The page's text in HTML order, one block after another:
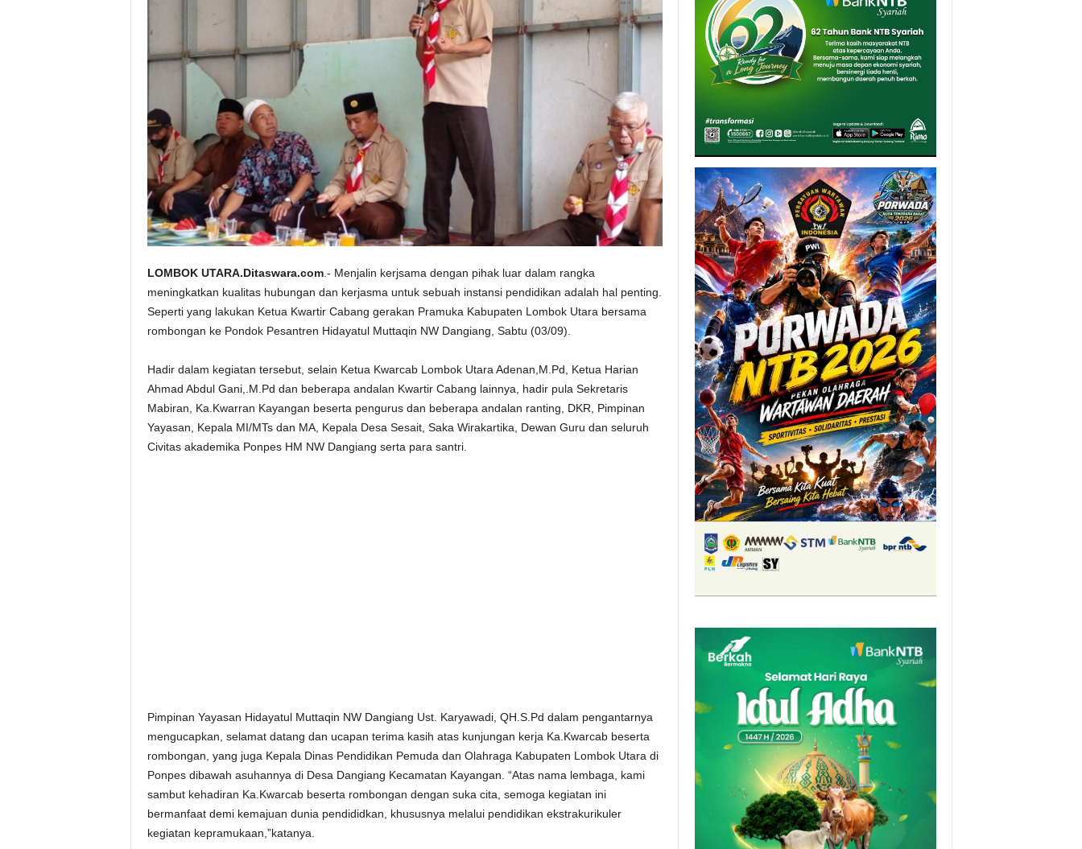
LOMBOK UTARA.Ditaswara.com.- Menjalin kerjsama dengan pihak luar dalam rangka
meningkatkan kualitas hubungan dan kerjasma untuk sebuah instansi pendidikan adalah hal penting.
Seperti yang lakukan Ketua Kwartir Cabang gerakan Pramuka Kabupaten Lombok Utara bersama
rombongan ke Pondok Pesantren Hidayatul Muttaqin NW Dangiang, Sabtu (03/09).
Hadir dalam kegiatan tersebut, selain Ketua Kwarcab Lombok Utara Adenan,M.Pd, Ketua Harian
Ahmad Abdul Gani,.M.Pd dan beberapa andalan Kwartir Cabang lainnya, hadir pula Sekretaris
Mabiran, Ka.Kwarran Kayangan beserta pengurus dan beberapa andalan ranting, DKR, Pimpinan
Yayasan, Kepala MI/MTs dan MA, Kepala Desa Sesait, Saka Wirakartika, Dewan Guru dan seluruh
Civitas akademika Ponpes HM NW Dangiang serta para santri.
Pimpinan Yayasan Hidayatul Muttaqin NW Dangiang Ust. Karyawadi, QH.S.Pd dalam pengantarnya
mengucapkan, selamat datang dan ucapan terima kasih atas kunjungan kerja Ka.Kwarcab beserta
rombongan, yang juga Kepala Dinas Pendidikan Pemuda dan Olahraga Kabupaten Lombok Utara di
Ponpes dibawah asuhannya di Desa Dangiang Kecamatan Kayangan. “Atas nama lembaga, kami
sambut kehadiran Ka.Kwarcab beserta rombongan dengan suka cita, semoga kegiatan ini
bermanfaat demi kemajuan dunia pendididkan, khususnya melalui pendidikan ekstrakurikuler
kegiatan kepramukaan,”katanya.